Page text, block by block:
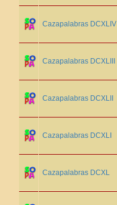
Cazapalabras DCXLIV
Cazapalabras DCXLIII
Cazapalabras DCXLII
Cazapalabras DCXLI
Cazapalabras DCXL